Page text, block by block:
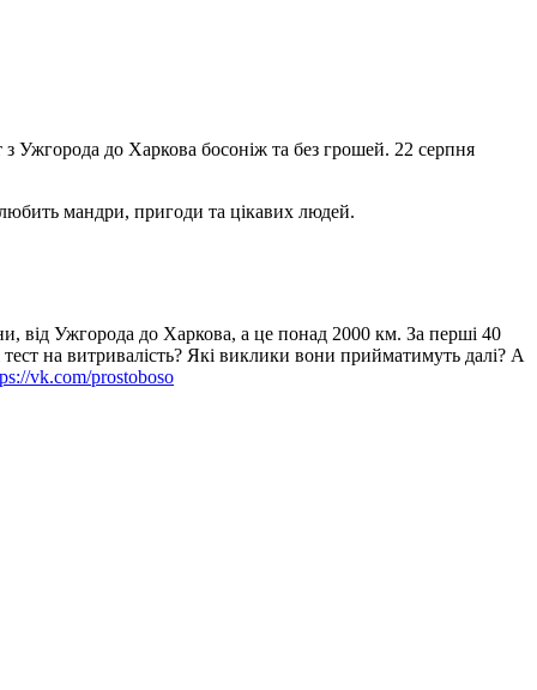
з Ужгорода до Харкова босоніж та без грошей. 22 серпня
мандри, пригоди та цікавих людей.
від Ужгорода до Харкова, а це понад 2000 км. За перші 40
на витривалість? Які виклики вони прийматимуть далі? А
vk.com/prostoboso